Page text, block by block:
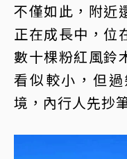
不僅如此，附近
正在成長中，位
數十棵粉紅風鈴
看似較小，但
境，內行人先抄